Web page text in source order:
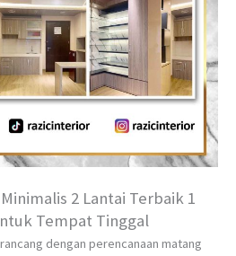
2 Lantai Terbaik 1
Tempat Tinggal
dengan perencanaan matang